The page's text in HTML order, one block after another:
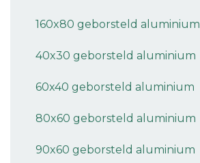
160x80 geborsteld aluminium
40x30 geborsteld aluminium
60x40 geborsteld aluminium
80x60 geborsteld aluminium
90x60 geborsteld aluminium